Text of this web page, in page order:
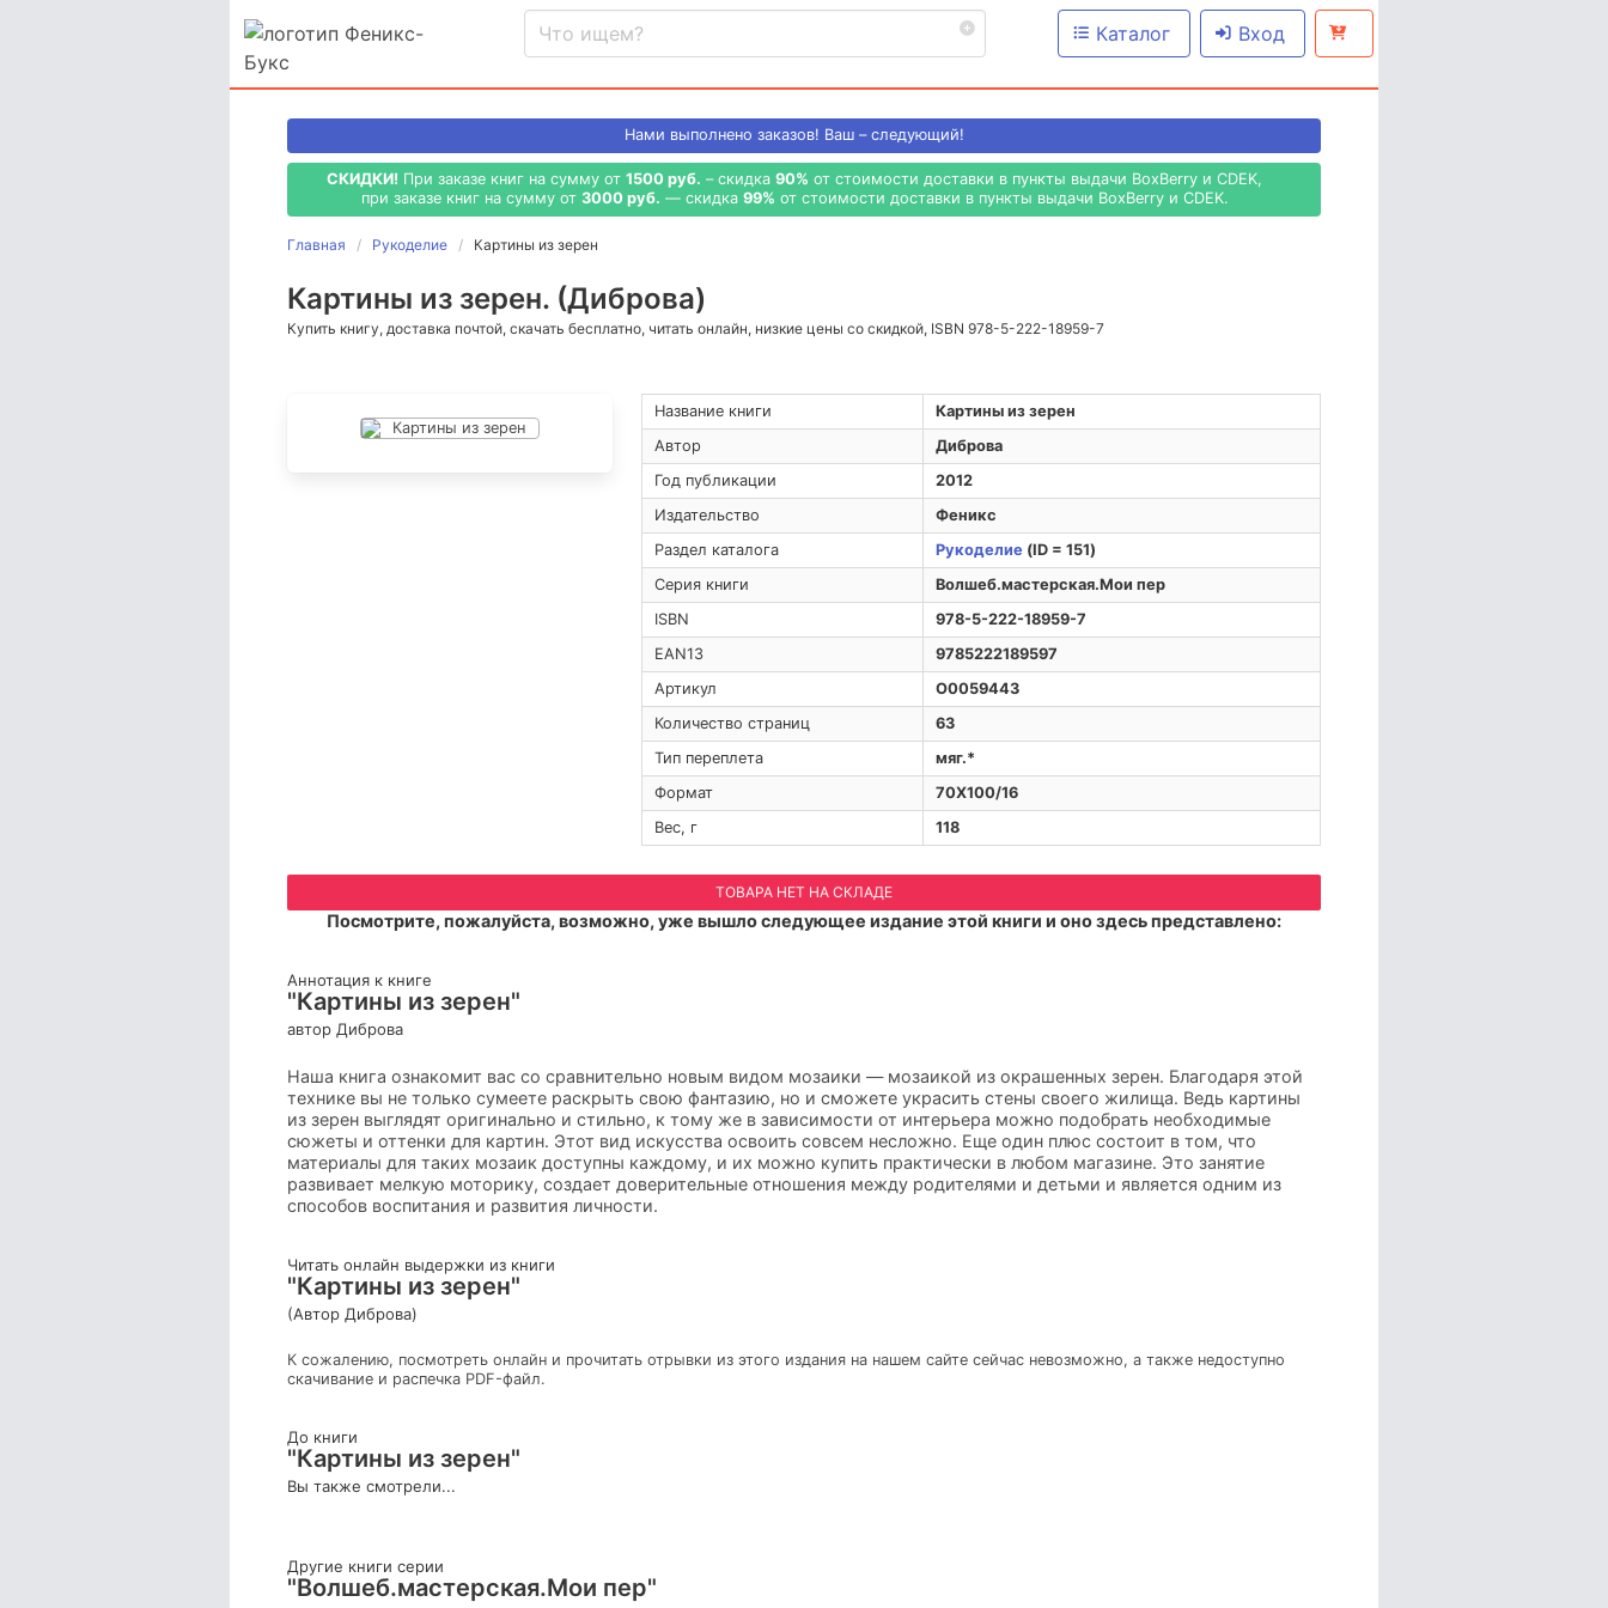
Каталог Вход
Нами выполнено заказов! Ваш – следующий!
СКИДКИ! При заказе книг на сумму от 1500 руб. – скидка 90% от стоимости доставки в пункты выдачи BoxBerry и CDEK,
при заказе книг на сумму от 3000 руб. — скидка 99% от стоимости доставки в пункты выдачи BoxBerry и CDEK.
Главная Рукоделие Картины из зерен
Картины из зерен. (Диброва)
Купить книгу, доставка почтой, скачать бесплатно, читать онлайн, низкие цены со скидкой, ISBN 978-5-222-18959-7
Название книги
Картины из зерен
Автор
Диброва
Год публикации
2012
Издательство
Феникс
Раздел каталога
Рукоделие(ID = 151)
Серия книги
Волшеб.мастерская.Мои пер
ISBN
978-5-222-18959-7
EAN13
9785222189597
Артикул
O0059443
Количество страниц
63
Тип переплета
мяг.*
Формат
70Х100/16
Вес, г
118
ТОВАРА НЕТ НА СКЛАДЕ
Посмотрите, пожалуйста, возможно, уже вышло следующее издание этой книги и оно здесь представлено:
Аннотация к книге
"Картины из зерен"
автор Диброва
Наша книга ознакомит вас со сравнительно новым видом мозаики — мозаикой из окрашенных зерен. Благодаря этой
технике вы не только сумеете раскрыть свою фантазию, но и сможете украсить стены своего жилища. Ведь картины
из зерен выглядят оригинально и стильно, к тому же в зависимости от интерьера можно подобрать необходимые
сюжеты и оттенки для картин. Этот вид искусства освоить совсем несложно. Еще один плюс состоит в том, что
материалы для таких мозаик доступны каждому, и их можно купить практически в любом магазине. Это занятие
развивает мелкую моторику, создает доверительные отношения между родителями и детьми и является одним из
способов воспитания и развития личности.
Читать онлайн выдержки из книги
"Картины из зерен"
(Автор Диброва)
К сожалению, посмотреть онлайн и прочитать отрывки из этого издания на нашем сайте сейчас невозможно, а также недоступно
скачивание и распечка PDF-файл.
До книги
"Картины из зерен"
Вы также смотрели...
Другие книги серии
"Волшеб.мастерская.Мои пер"